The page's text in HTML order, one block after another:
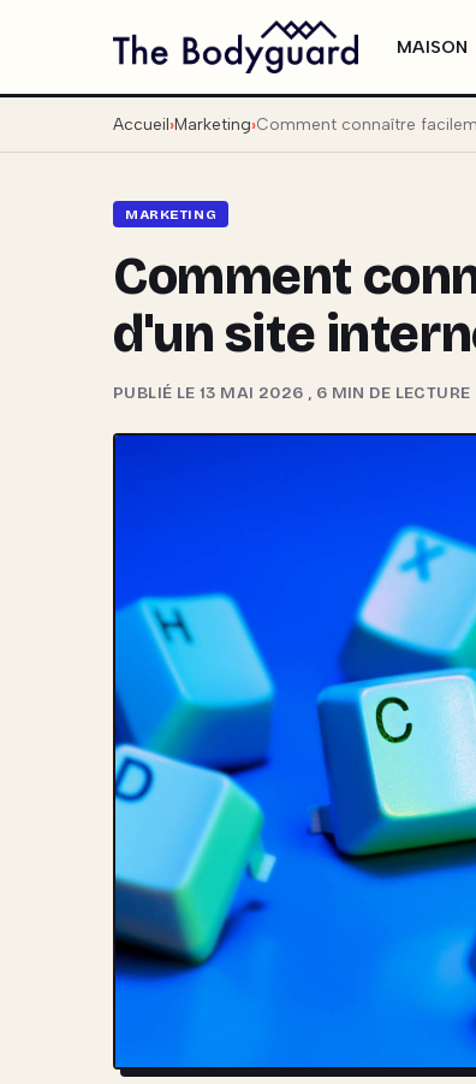
MAISON
Accueil Marketing Comment connaître
MARKETING
Comment
d'un site
PUBLIÉ LE 13 MAI 2026 , 6 MIN DE LECTURE